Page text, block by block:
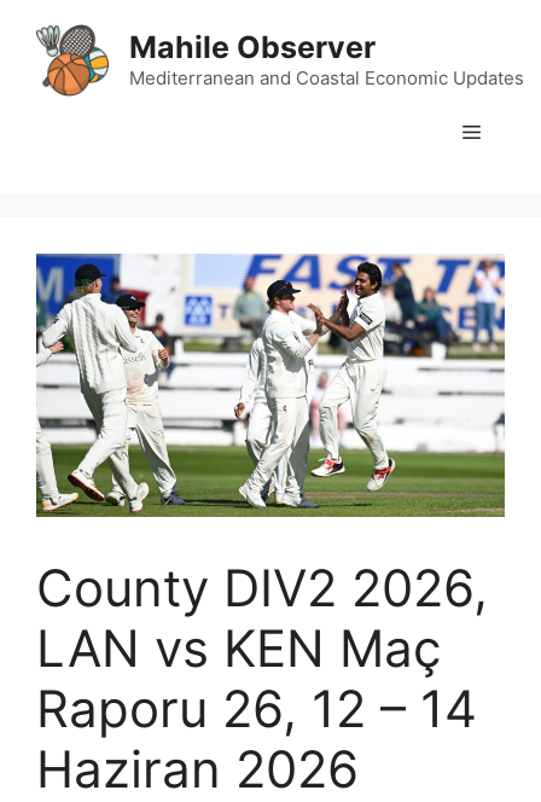
content
Mahile Observer
Mediterranean and Coastal Economic Updates
Menu
County DIV2 2026,
LAN vs KEN Maç
Raporu 26, 12 – 14
Haziran 2026